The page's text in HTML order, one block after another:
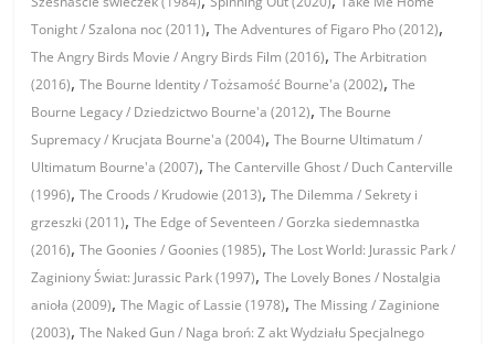
Tonight / Szalona noc (2011),The Adventures of Figaro Pho (2012),
The Angry Birds Movie / Angry Birds Film (2016),The Arbitration
(2016),The Bourne Identity / Tożsamość Bourne'a (2002),The
Bourne Legacy / Dziedzictwo Bourne'a (2012),The Bourne
Supremacy / Krucjata Bourne'a (2004),The Bourne Ultimatum /
Ultimatum Bourne'a (2007),The Canterville Ghost / Duch Canterville
(1996),The Croods / Krudowie (2013),The Dilemma / Sekrety i
grzeszki (2011),The Edge of Seventeen / Gorzka siedemnastka
(2016),The Goonies / Goonies (1985),The Lost World: Jurassic Park /
Zaginiony Świat: Jurassic Park (1997),The Lovely Bones / Nostalgia
anioła (2009),The Magic of Lassie (1978),The Missing / Zaginione
(2003),The Naked Gun / Naga broń: Z akt Wydziału Specjalnego